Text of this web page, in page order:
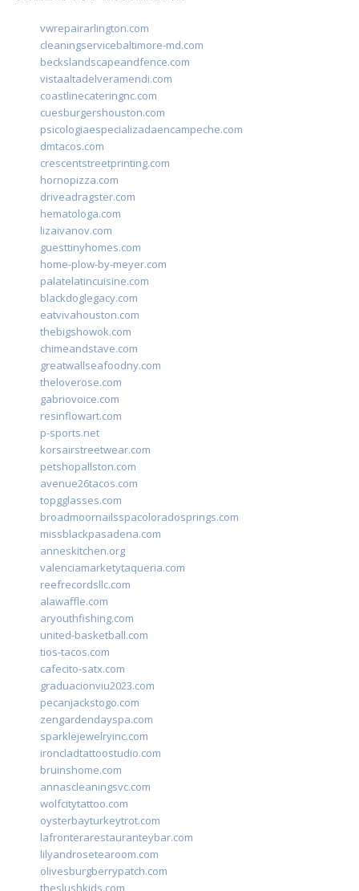
vwrepairarlington.com
cleaningservicebaltimore-md.com
beckslandscapeandfence.com
vistaaltadelveramendi.com
coastlinecateringnc.com
cuesburgershouston.com
psicologiaespecializadaencampeche.com
dmtacos.com
crescentstreetprinting.com
hornopizza.com
driveadragster.com
hematologa.com
lizaivanov.com
guesttinyhomes.com
home-plow-by-meyer.com
palatelatincuisine.com
blackdoglegacy.com
eatvivahouston.com
thebigshowok.com
chimeandstave.com
greatwallseafoodny.com
theloverose.com
gabriovoice.com
resinflowart.com
p-sports.net
korsairstreetwear.com
petshopallston.com
avenue26tacos.com
topgglasses.com
broadmoornailsspacoloradosprings.com
missblackpasadena.com
anneskitchen.org
valenciamarketytaqueria.com
reefrecordsllc.com
alawaffle.com
aryouthfishing.com
united-basketball.com
tios-tacos.com
cafecito-satx.com
graduacionviu2023.com
pecanjackstogo.com
zengardendayspa.com
sparklejewelryinc.com
ironcladtattoostudio.com
bruinshome.com
annascleaningsvc.com
wolfcitytattoo.com
oysterbayturkeytrot.com
lafronterarestauranteybar.com
lilyandrosetearoom.com
olivesburgberrypatch.com
theslushkids.com